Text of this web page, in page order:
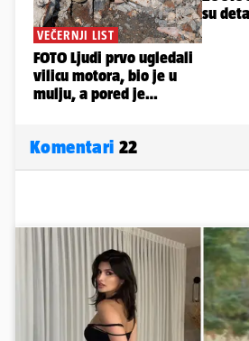
Komentari 22